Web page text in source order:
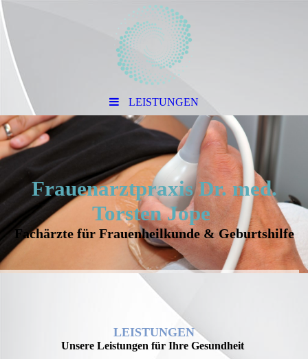
LEISTUNGEN
Frauenarztpraxis Dr. med.
Torsten Jope
Fachärzte für Frauenheilkunde & Geburtshilfe
LEISTUNGEN
Unsere Leistungen für Ihre Gesundheit